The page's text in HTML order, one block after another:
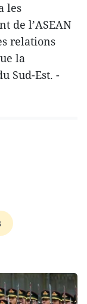
les
de l’ASEAN
relations
la
Sud-Est. -